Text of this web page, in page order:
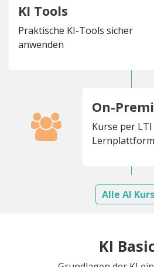
KI Tools
Praktische KI-Tools sicher
anwenden
On-
Kurse per
Alle AI
KI